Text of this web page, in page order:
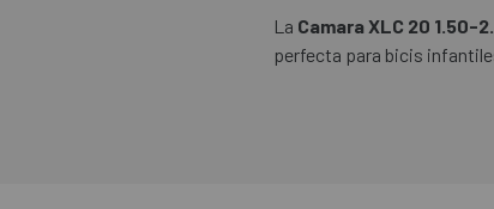
La Camara XLC 20 1.50-
perfecta para bicis